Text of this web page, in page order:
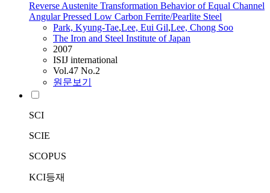
Reverse Austenite Transformation Behavior of Equal Channel
Angular Pressed Low Carbon Ferrite/Pearlite Steel
Park, Kyung-Tae,Lee, Eui Gil,Lee, Chong Soo
The Iron and Steel Institute of Japan
2007
ISIJ international
Vol.47 No.2
원문보기
SCI
SCIE
SCOPUS
KCI등재